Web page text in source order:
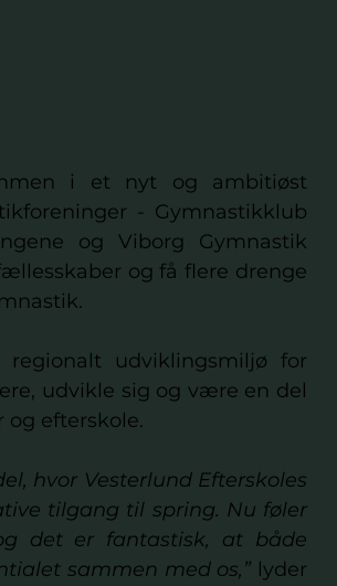
i et nyt og ambitiøst
- Gymnastikklub
og Viborg Gymnastik
og få flere drenge
udviklingsmiljø for
udvikle sig og være en del
efterskole.
hvor Vesterlund Efterskoles
tilgang til spring. Nu føler
det er fantastisk, at både
sammen med os,” lyder